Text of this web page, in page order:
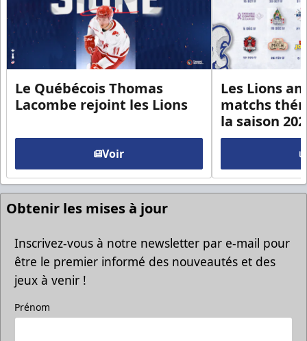
Le Québécois Thomas
Lacombe rejoint les Lions
Voir
Les Lions
matchs
la saison
Obtenir les mises à jour
Inscrivez-vous à notre newsletter par e-mail pour
être le premier informé des nouveautés et des
jeux à venir !
Prénom